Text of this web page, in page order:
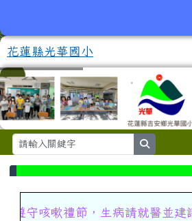
花蓮縣光華國小
上中區域內容
節，生病請就醫並建議在家休
頁尾區域